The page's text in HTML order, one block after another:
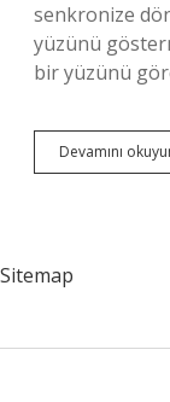
senkronize
yüzünü
bir yüzünü
Devamını
Sitemap